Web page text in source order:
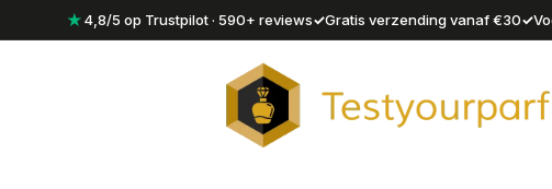
★4,8/5 op Trustpilot · 590+ reviews✓Gratis verzending vanaf €30✓